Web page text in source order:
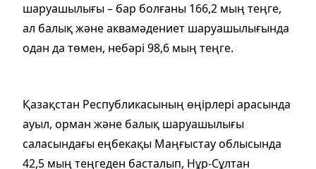
шаруашылығы – бар болғаны 166,2 мың теңге,
ал балық және аквамәдениет шаруашылығында
одан да төмен, небәрі 98,6 мың теңге.
Қазақстан Республикасының өңірлері арасында
ауыл, орман және балық шаруашылығы
саласындағы еңбекақы Маңғыстау облысында
42,5 мың теңгеден басталып, Нұр-Сұлтан